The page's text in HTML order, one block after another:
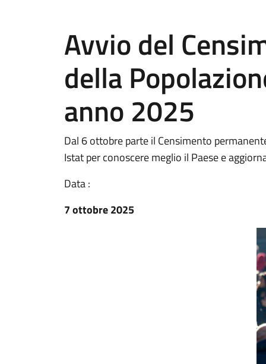
Avvio del
della
anno 2025
Dal 6 ottobre parte il Censimento
Istat per conoscere meglio il Paese e
Data :
7 ottobre 2025